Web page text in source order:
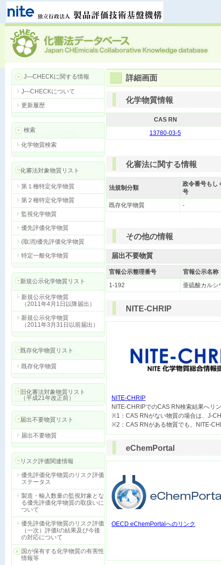
J―CHECKに関する情報
J―CHECKについて
更新履歴
検索
化学物質検索
化審法対象物質リスト
第１種特定化学物質
第２種特定化学物質
監視化学物質
優先評価化学物質
(取消)優先評価化学物質
特定一般化学物質
新規公示化学物質リスト
新規公示化学物質
（2011年4月1日以降届出）
新規公示化学物質
（2011年3月31日以前届出）
既存化学物質リスト
既存化学物質
旧化審法対象物質リスト
（平成21年改正前）
届出不要物質リスト
届出不要物質
リスク評価関連情報
優先評価化学物質のリスク評価
ステータス
製造・輸入数量の監視対象とな
る優先評価化学物質の取扱いに
ついて
優先評価化学物質のリスク評価
（一次）評価Ⅰの結果及び今後
の対応について
国が保有する化学物質の有害性
情報等
詳細画面
化学物質情報
CAS RN
13780-03-5
化審法に関する情報
法規制分類
政令番号もし
号
既存化学物質
-
その他の情報
届出不要物質
官報公示整理番号
官報公示名称
1-192
亜硫酸カルシ
NITE-CHRIP
NITE-CHRIP
NITE-CHRIPでのCAS RN検索結果へリ
※1：CAS RNがない物質の場合は、J-
eChemPortal
OECD eChemPortalへのリンク